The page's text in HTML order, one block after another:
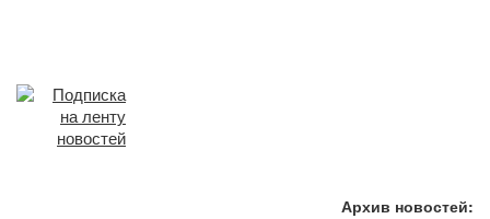
Архив новостей: